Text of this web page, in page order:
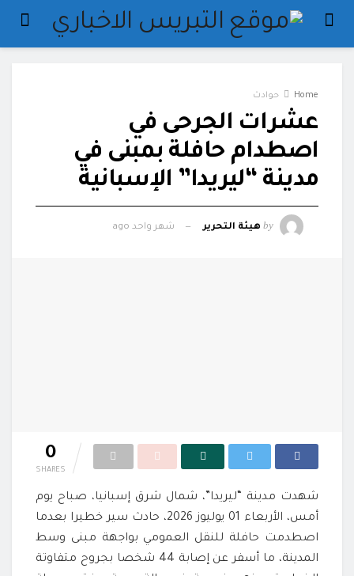
Home حوادث
عشرات الجرحى في
اصطدام حافلة بمبنى في
مدينة “ليريدا” الإسبانية
by هيئة التحرير شهر واحد ago
0
SHARES
شهدت مدينة “ليريدا”، شمال شرق إسبانيا، صباح يوم
أمس، الأربعاء 01 يوليوز 2026، حادث سير خطيرا بعدما
اصطدمت حافلة للنقل العمومي بواجهة مبنى وسط
المدينة، ما أسفر عن إصابة 44 شخصا بجروح متفاوتة